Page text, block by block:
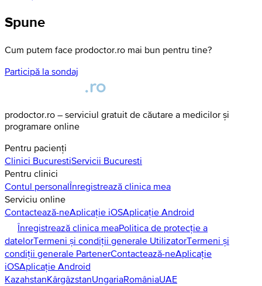
Spune
Cum putem face prodoctor.ro mai bun pentru tine?
Participă la sondaj
prodoctor.ro – serviciul gratuit de căutare a medicilor și
programare online
Pentru pacienți
Clinici BucurestiServicii Bucuresti
Pentru clinici
Contul personalÎnregistrează clinica mea
Serviciu online
Contactează-neAplicație iOSAplicație Android
Înregistrează clinica meaPolitica de protecție a
datelorTermeni și condiții generale UtilizatorTermeni și
condiții generale PartenerContactează-neAplicație
iOSAplicație Android
KazahstanKârgâzstanUngariaRomâniaUAE